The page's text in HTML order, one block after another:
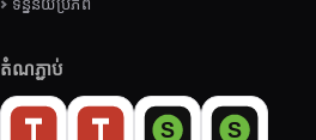
តំណភ្ជាប់